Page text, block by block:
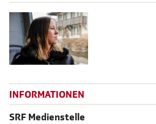
INFORMATIONEN
SRF Medienstelle